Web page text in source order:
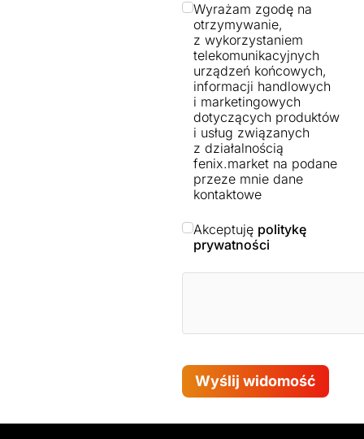
Wyrażam zgodę na
otrzymywanie,
z wykorzystaniem
telekomunikacyjnych
urządzeń końcowych,
informacji handlowych
i marketingowych
dotyczących produktów
i usług związanych
z działalnością
fenix.market na podane
przeze mnie dane
kontaktowe
Akceptuję politykę
prywatności
Wyślij widomość